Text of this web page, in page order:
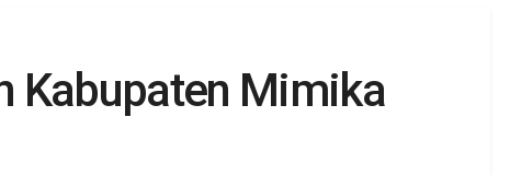
Kabupaten Mimika